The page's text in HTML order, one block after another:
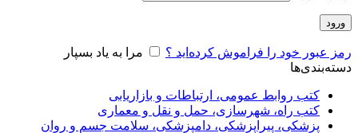
ورود
رمز عبور خود را فراموش کرده‌اید ؟
مرا به یاد بسپار
دسته‌بندی‌ها
کتب روابط عمومی، ارتباطات و بازاریابی
کتب راه، شهرسازی، حمل و نقل و معماری
پزشکی، پیراپزشکی، دامپزشکی، سلامت جسم و روان